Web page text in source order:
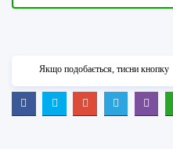
Якщо подобається, тисни кнопку